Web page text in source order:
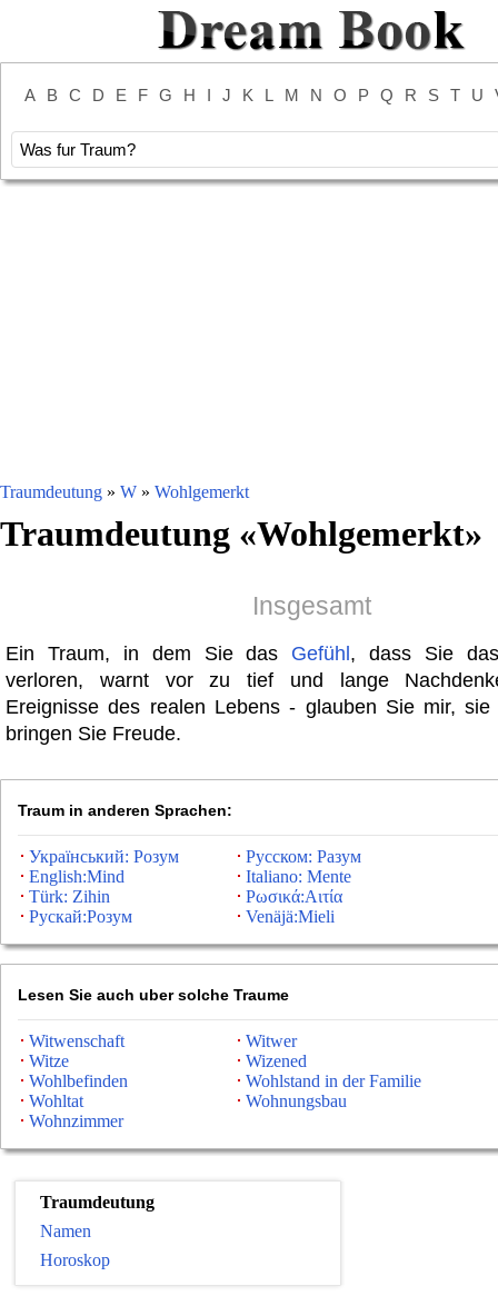
A B C D E F G H I J K L M N O P Q R S T U
Traumdeutung » W » Wohlgemerkt
Traumdeutung «Wohlgemerkt»
Insgesamt
Ein Traum, in dem Sie das Gefühl , dass Sie
verloren, warnt vor zu tief und lange
Ereignisse des realen Lebens - glauben Sie mir, sie
bringen Sie Freude.
Traum in anderen Sprachen:
Український: Розум
Русском: Разум
English:Mind
Italiano: Mente
Türk: Zihin
Ρωσικά:Αιτία
Рускай:Розум
Venäjä:Mieli
Lesen Sie auch uber solche Traume
Witwenschaft
Witwer
Witze
Wizened
Wohlbefinden
Wohlstand in der Familie
Wohltat
Wohnungsbau
Wohnzimmer
Traumdeutung
Namen
Horoskop